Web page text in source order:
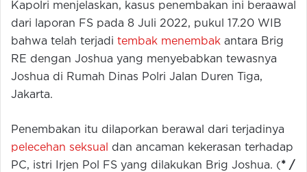
Kapolri menjelaskan, kasus penembakan ini beraawal
dari laporan FS pada 8 Juli 2022, pukul 17.20 WIB
bahwa telah terjadi tembak menembak antara Brig
RE dengan Joshua yang menyebabkan tewasnya
Joshua di Rumah Dinas Polri Jalan Duren Tiga,
Jakarta.
Penembakan itu dilaporkan berawal dari terjadinya
pelecehan seksual
dan ancaman kekerasan terhadap
PC, istri Irjen Pol FS yang dilakukan Brig Joshua. (* /